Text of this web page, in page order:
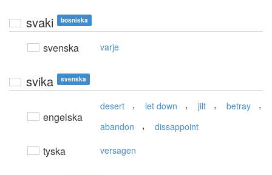
svaki bosniska
svenska varje
svika svenska
engelska
desert , let down , jilt , betray ,
abandon , dissappoint
tyska versagen